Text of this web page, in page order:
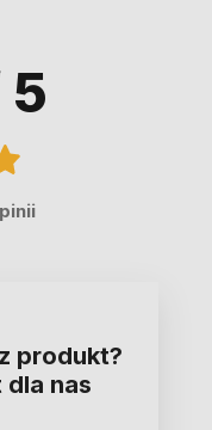
5
produkt?
dla nas